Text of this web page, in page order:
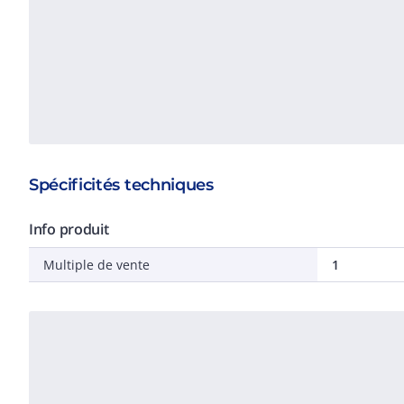
Spécificités techniques
Info produit
Multiple de vente 1